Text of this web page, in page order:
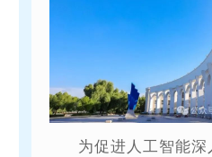
为促进人工智能